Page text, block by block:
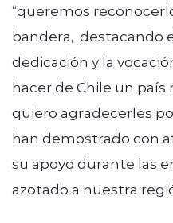
“queremos
bandera, destacando
dedicación y la
hacer de Chile un país
quiero agradecerles
han demostrado con
su apoyo durante las
azotado a nuestra